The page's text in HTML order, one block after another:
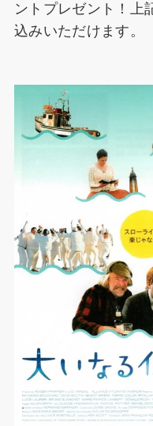
ントプレゼント！上
込みいただけます。